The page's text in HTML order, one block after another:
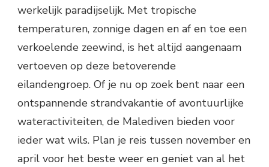
werkelijk paradijselijk. Met tropische
temperaturen, zonnige dagen en af en toe een
verkoelende zeewind, is het altijd aangenaam
vertoeven op deze betoverende
eilandengroep. Of je nu op zoek bent naar een
ontspannende strandvakantie of avontuurlijke
wateractiviteiten, de Malediven bieden voor
ieder wat wils. Plan je reis tussen november en
april voor het beste weer en geniet van al het